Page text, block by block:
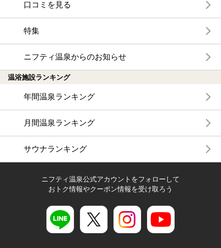
口コミを見る
特集
ニフティ温泉からのお知らせ
温浴施設ランキング
年間温泉ランキング
月間温泉ランキング
サウナランキング
ニフティ温泉公式アカウントをフォローして
おトク情報やクーポン情報を受け取ろう